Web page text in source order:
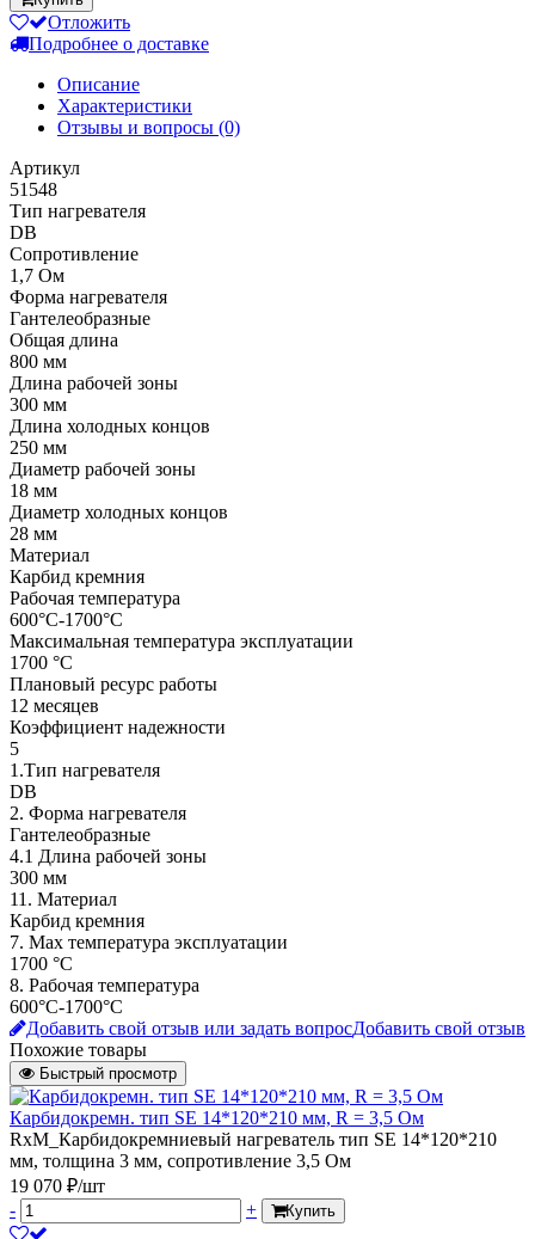
Отложить
Подробнее о доставке
Описание
Характеристики
Отзывы и вопросы (0)
Артикул
51548
Тип нагревателя
DB
Сопротивление
1,7 Ом
Форма нагревателя
Гантелеобразные
Общая длина
800 мм
Длина рабочей зоны
300 мм
Длина холодных концов
250 мм
Диаметр рабочей зоны
18 мм
Диаметр холодных концов
28 мм
Материал
Карбид кремния
Рабочая температура
600°C-1700°C
Максимальная температура эксплуатации
1700 °C
Плановый ресурс работы
12 месяцев
Коэффициент надежности
5
1.Тип нагревателя
DB
2. Форма нагревателя
Гантелеобразные
4.1 Длина рабочей зоны
300 мм
11. Материал
Карбид кремния
7. Мах температура эксплуатации
1700 °C
8. Рабочая температура
600°C-1700°C
Добавить свой отзыв или задать вопросДобавить свой отзыв
Похожие товары
Быстрый просмотр
Карбидокремн. тип SE 14*120*210 мм, R = 3,5 Ом
RxM_Карбидокремниевый нагреватель тип SE 14*120*210
мм, толщина 3 мм, сопротивление 3,5 Ом
19 070 ₽/шт
-
+ Купить